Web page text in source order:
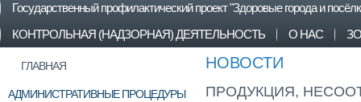
Государственный профилактический проект "Здоровые города и
КОНТРОЛЬНАЯ (НАДЗОРНАЯ) ДЕЯТЕЛЬНОСТЬ
О НАС
ГЛАВНАЯ
АДМИНИСТРАТИВНЫЕ ПРОЦЕДУРЫ
НОВОСТИ
ПРОДУКЦИЯ,